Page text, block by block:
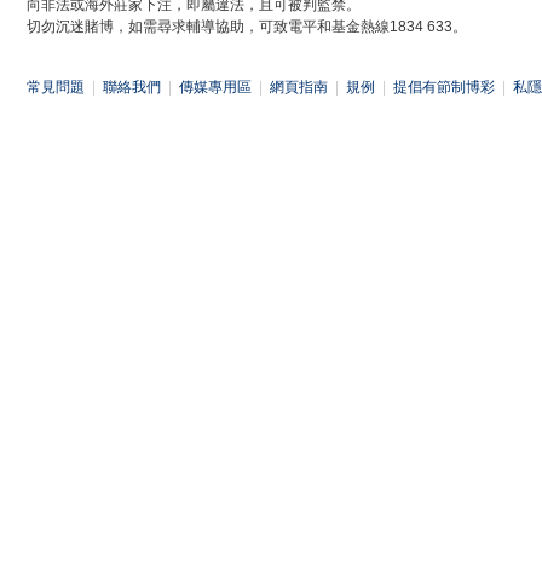
向非法或海外莊家下注，即屬違法，且可被判監禁。
切勿沉迷賭博，如需尋求輔導協助，可致電平和基金熱線1834 633。
常見問題 聯絡我們 傳媒專用區 網頁指南 規例 提倡有節制博彩 私